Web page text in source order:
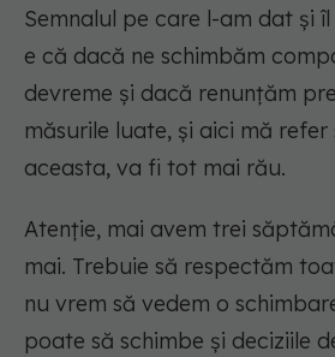
Semnalul pe care l-am dat și
e că dacă ne schimbăm
devreme și dacă renunțăm
măsurile luate, și aici mă
aceasta, va fi tot mai rău.
Atenție, mai avem trei
mai. Trebuie să respectăm
nu vrem să vedem o
poate să schimbe și deciziile